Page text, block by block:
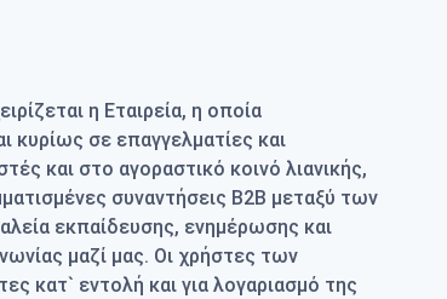
η Εταιρεία, η οποία
κυρίως σε επαγγελματίες και
και στο αγοραστικό κοινό λιανικής,
συναντήσεις Β2Β μεταξύ των
εκπαίδευσης, ενημέρωσης και
μαζί μας. Οι χρήστες των
κατ` εντολή και για λογαριασμό της